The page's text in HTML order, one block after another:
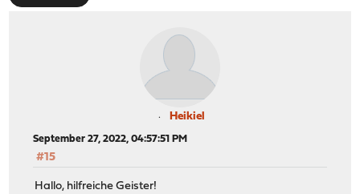
Heikiel
September 27, 2022, 04:57:51 PM
#15
Hallo, hilfreiche Geister!